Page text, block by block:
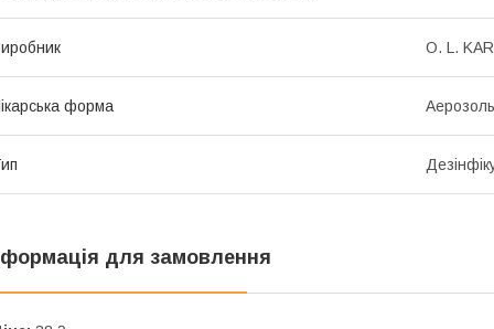
О. L. KAR
форма Аерозоль
для замовлення